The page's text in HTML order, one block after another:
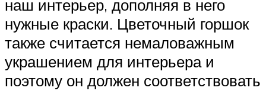
наш интерьер, дополняя в него
нужные краски. Цветочный горшок
также считается немаловажным
украшением для интерьера и
поэтому он должен соответствовать